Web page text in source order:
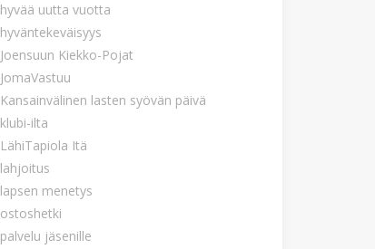
hyvää uutta vuotta
hyväntekeväisyys
Joensuun Kiekko-Pojat
JomaVastuu
Kansainvälinen lasten syövän päivä
klubi-ilta
LähiTapiola Itä
lahjoitus
lapsen menetys
ostoshetki
palvelu jäsenille